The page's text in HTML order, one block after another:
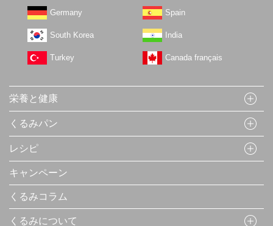
Germany Spain
South Korea India
Turkey Canada français
栄養と健康
くるみパン
レシピ
キャンペーン
くるみコラム
くるみについて